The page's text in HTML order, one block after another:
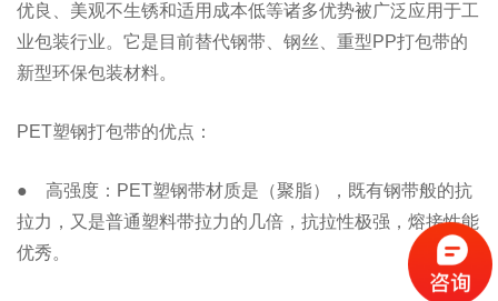
优良、美观不生锈和适用成本低等诸多优势被广泛应用于工
业包装行业。它是目前替代钢带、钢丝、重型PP打包带的
新型环保包装材料。
PET塑钢打包带的优点：
● 高强度：PET塑钢带材质是（聚脂），既有钢带般的抗
拉力，又是普通塑料带拉力的几倍，抗拉性极强，熔接性能
优秀。